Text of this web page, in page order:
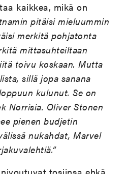
kaikkea, mikä on
pitäisi mieluummin
merkitä pohjatonta
mittasuhteiltaan
toivu koskaan. Mutta
sillä jopa sanana
kulunut. Se on
Norrisia. Oliver Stonen
pienen budjetin
nukahdat, Marvel